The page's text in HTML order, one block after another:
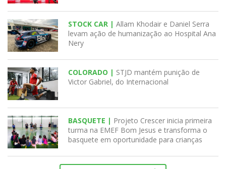
STOCK CAR | Allam Khodair e Daniel Serra
levam ação de humanização ao Hospital Ana
Nery
COLORADO | STJD mantém punição de
Victor Gabriel, do Internacional
BASQUETE | Projeto Crescer inicia primeira
turma na EMEF Bom Jesus e transforma o
basquete em oportunidade para crianças